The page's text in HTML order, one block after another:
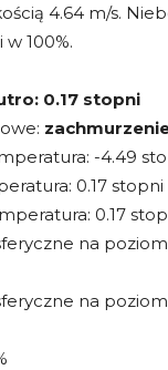
4.64 m/s.
100%.
0.17 stopni
-4.49
0.17 stopni
0.17
na
na